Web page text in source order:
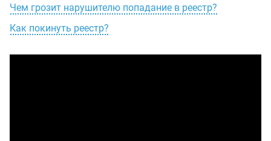
Чем грозит нарушителю попадание в реестр?
Как покинуть реестр?